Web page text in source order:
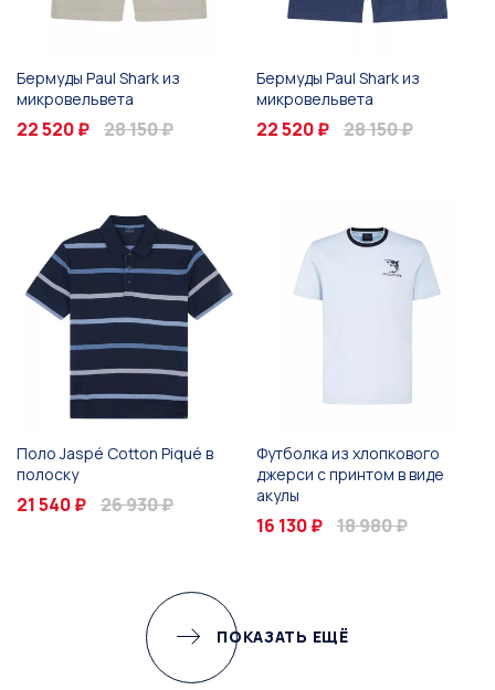
Бермуды Paul Shark из
микровельвета
22 520 ₽ 28 150 ₽
Бермуды Paul Shark из
микровельвета
22 520 ₽ 28 150 ₽
Поло Jaspé Cotton Piqué в
полоску
21 540 ₽ 26 930 ₽
Футболка из хлопкового
джерси с принтом в виде
акулы
16 130 ₽ 18 980 ₽
ПОКАЗАТЬ ЕЩЁ